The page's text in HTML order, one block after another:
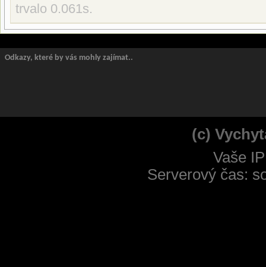
trvalo 0.061s.
Odkazy, které by vás mohly zajímat..
(c)
Vaše
Serverový čas: